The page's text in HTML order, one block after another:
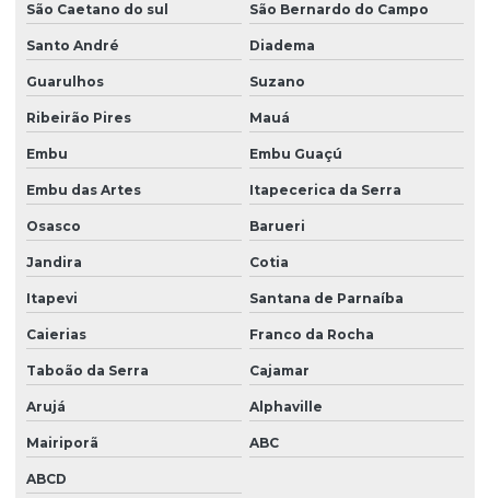
Papel para plotter preço
Papel para plotter sp
Papel para plotter sulfite
Papel de proteção para calandra
Papel resinado para sublimação
Papel para risco
Papel para separar enfesto
Papel para sublimação camiseta preta
Papel para sublimação de camisetas
Papel para sublimação de canecas
Papel sublimação fundo azul
São Caetano do sul
São Bernardo do Campo
Santo André Diadema
Guarulhos Suzano
Ribeirão Pires Mauá
Embu Embu Guaçú
Embu das Artes Itapecerica da Serra
Osasco Barueri
Jandira Cotia
Itapevi Santana de Parnaíba
Caierias Franco da Rocha
Taboão da Serra Cajamar
Arujá Alphaville
Mairiporã ABC
ABCD